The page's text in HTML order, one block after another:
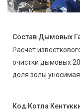
Состав Дымовых
Расчет
очистки дымовых
доля золы уносимая
Код Котла